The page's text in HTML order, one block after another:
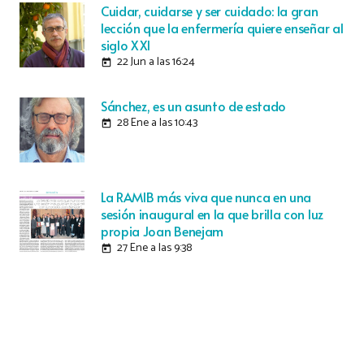
Cuidar, cuidarse y ser cuidado: la gran
lección que la enfermería quiere enseñar al
siglo XXI
today 22 Jun a las 16:24
Sánchez, es un asunto de estado
today 28 Ene a las 10:43
La RAMIB más viva que nunca en una
sesión inaugural en la que brilla con luz
propia Joan Benejam
today 27 Ene a las 9:38